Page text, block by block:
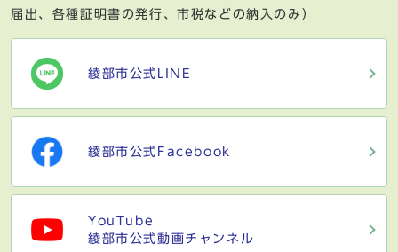
届出、各種証明書の発行、市税などの納入のみ）
綾部市公式LINE
綾部市公式Facebook
YouTube
綾部市公式動画チャンネル